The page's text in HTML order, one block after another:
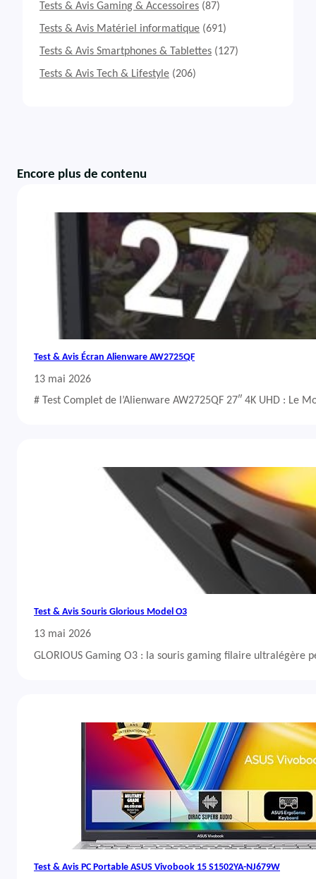
Tests & Avis Gaming & Accessoires (87)
Tests & Avis Matériel informatique (691)
Tests & Avis Smartphones & Tablettes (127)
Tests & Avis Tech & Lifestyle (206)
Encore plus de contenu
Test & Avis Écran Alienware AW2725QF
13 mai 2026
# Test Complet de l’Alienware AW2725QF 27″ 4K UHD : Le
Test & Avis Souris Glorious Model O3
13 mai 2026
GLORIOUS Gaming O3 : la souris gaming filaire ultralégère
Test & Avis PC Portable ASUS Vivobook 15 S1502YA-NJ679W